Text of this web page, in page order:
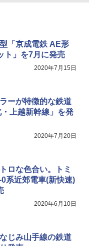
ヤスリ Type-S 【プ
発】 超極細 ガラスヤ
ンプラ プラモデル ゲ
スプレー つや消し 8
材 B603
「京成電鉄 AE形
ト」を7月に発売
2020年7月15日
ーが特徴的な鉄道
上越新幹線」を発
2020年7月20日
ロな色合い。トミ
系近郊電車(新快速)
2020年6月10日
じみ山手線の鉄道